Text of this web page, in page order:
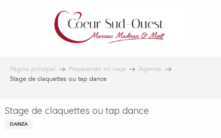
Página principal Preparando mi viaje
Agenda
Stage de claquettes ou tap dance
Stage de claquettes ou tap dance
DANZA